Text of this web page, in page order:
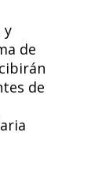
y
de
de